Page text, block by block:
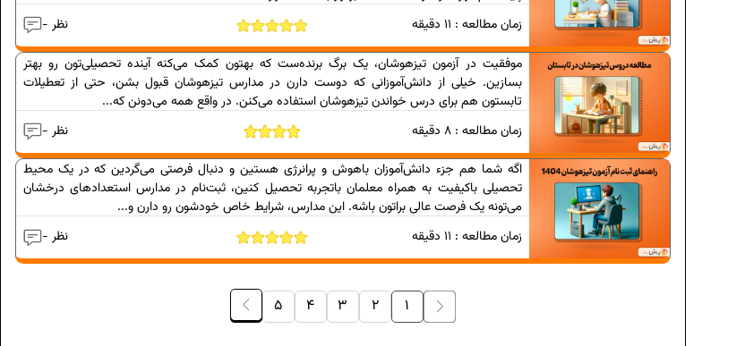
دانلود رایگان نمونه سوالات امتحانی...
برنامه‌ ریزی درسی نهم
برنامه‌ ریزی درسی هفتم
دانلود رایگان نمونه سوالات امتحانی...
دانلود رایگان نمونه سوالات امتحان...
برنامه‌ ریزی درسی نهم
- نظر
زمان مطالعه : 11 دقیقه
موفقیت در آزمون تیزهوشان، یک برگ برنده‌ست که بهتون کمک می‌کنه آینده تحصیلی‌تون رو بهتر
بسازین. خیلی از دانش‌آموزانی که دوست دارن در مدارس تیزهوشان قبول بشن، حتی از تعطیلات
تابستون هم برای درس خواندن تیزهوشان استفاده می‌کنن. در واقع همه می‌دونن که...
- نظر
زمان مطالعه :8 دقیقه
اگه شما هم جزء دانش‌آموزان باهوش و پرانرژی هستین و دنبال فرصتی می‌گردین که در یک محیط
تحصیلی باکیفیت به همراه معلمان باتجربه‌ تحصیل کنین، ثبت‌نام در مدارس استعدادهای درخشان
می‌تونه یک فرصت عالی براتون باشه. این مدارس، شرایط خاص خودشون رو دارن و...
- نظر
زمان مطالعه : 11 دقیقه
1
2
3
4
5